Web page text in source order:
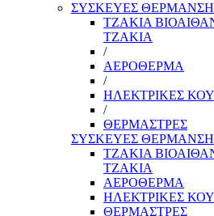
ΣΥΣΚΕΥΕΣ
ΤΖΑΚΙΑ
ΤΖΑΚΙΑ
/
ΑΕΡΟΘΕΡΜΑ
/
ΗΛΕΚΤΡΙΚΕΣ
/
ΘΕΡΜΑΣΤΡΕΣ
ΣΥΣΚΕΥΕΣ
ΤΖΑΚΙΑ
ΤΖΑΚΙΑ
ΑΕΡΟΘΕΡΜΑ
ΗΛΕΚΤΡΙΚΕΣ
ΘΕΡΜΑΣΤΡΕΣ